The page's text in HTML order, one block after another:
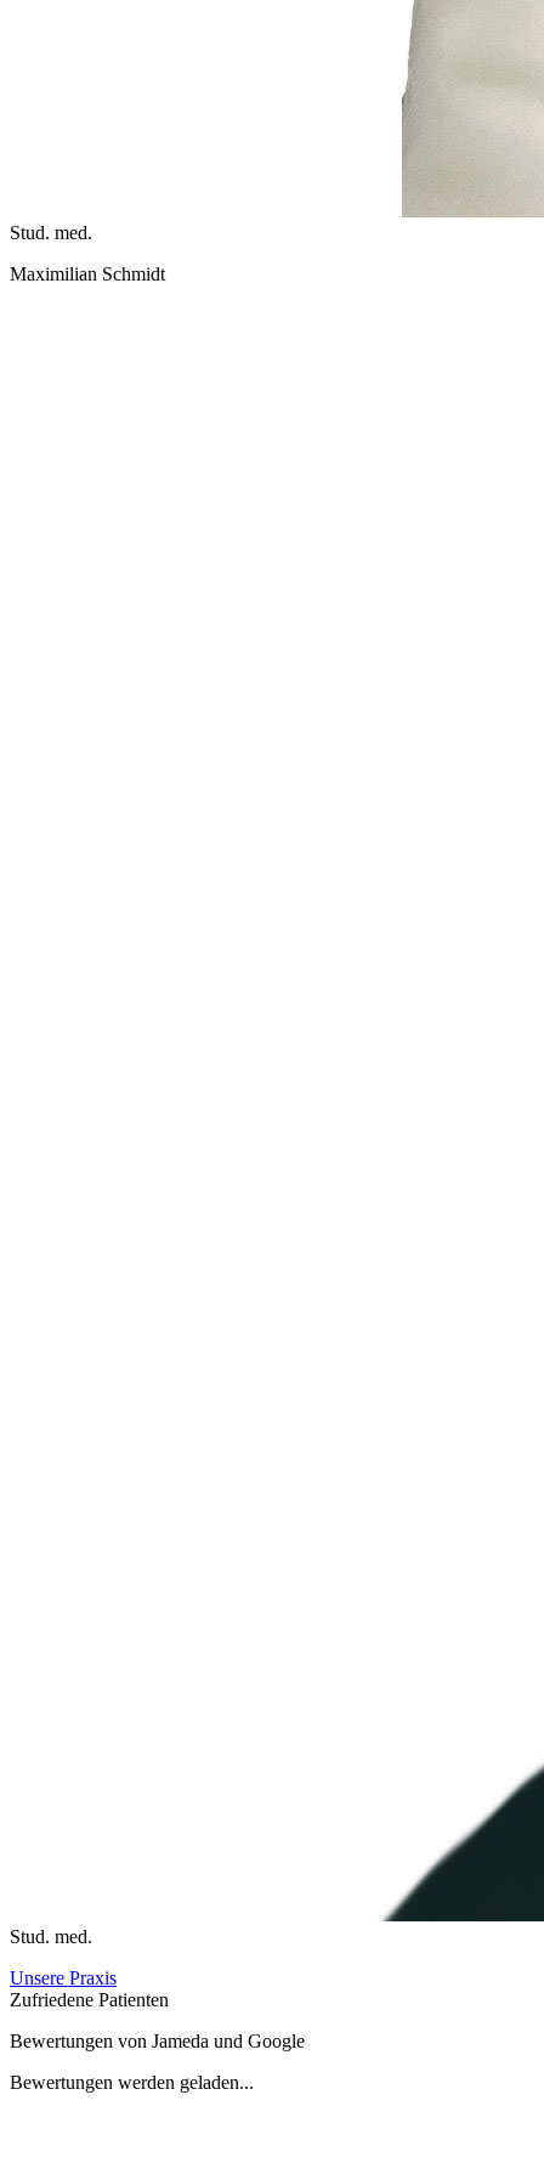
Stud. med.
Maximilian Schmidt
Stud. med.
Unsere Praxis
Zufriedene Patienten
Bewertungen von Jameda und Google
Bewertungen werden geladen...